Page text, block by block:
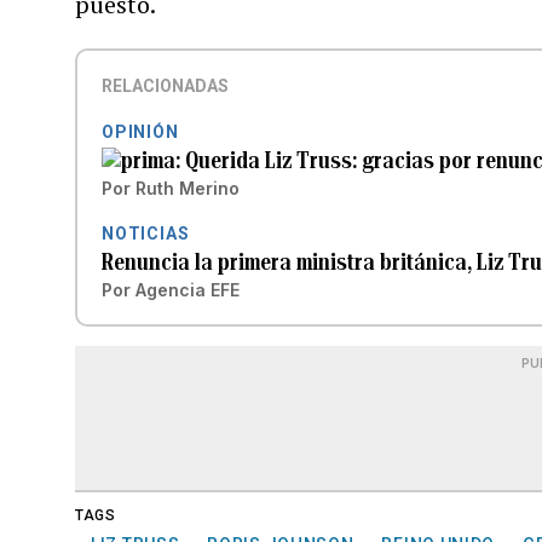
RELACIONADAS
OPINIÓN
Querida Liz Truss: gracias por
Por Ruth Merino
NOTICIAS
Renuncia la primera ministra británica, Liz
Por Agencia EFE
TAGS